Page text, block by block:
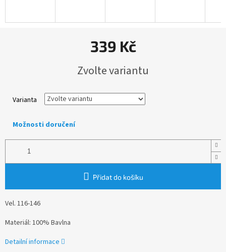
339 Kč
cena:
Zvolte variantu
Varianta
Možnosti doručení
Přidat do košíku
Vel. 116-146
Materiál: 100% Bavlna
Detailní informace